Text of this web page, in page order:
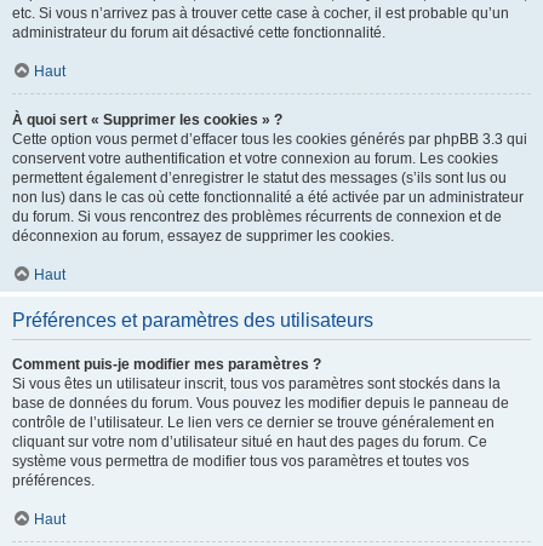
etc. Si vous n’arrivez pas à trouver cette case à cocher, il est probable qu’un
administrateur du forum ait désactivé cette fonctionnalité.
Haut
À quoi sert « Supprimer les cookies » ?
Cette option vous permet d’effacer tous les cookies générés par phpBB 3.3 qui
conservent votre authentification et votre connexion au forum. Les cookies
permettent également d’enregistrer le statut des messages (s’ils sont lus ou
non lus) dans le cas où cette fonctionnalité a été activée par un administrateur
du forum. Si vous rencontrez des problèmes récurrents de connexion et de
déconnexion au forum, essayez de supprimer les cookies.
Haut
Préférences et paramètres des utilisateurs
Comment puis-je modifier mes paramètres ?
Si vous êtes un utilisateur inscrit, tous vos paramètres sont stockés dans la
base de données du forum. Vous pouvez les modifier depuis le panneau de
contrôle de l’utilisateur. Le lien vers ce dernier se trouve généralement en
cliquant sur votre nom d’utilisateur situé en haut des pages du forum. Ce
système vous permettra de modifier tous vos paramètres et toutes vos
préférences.
Haut